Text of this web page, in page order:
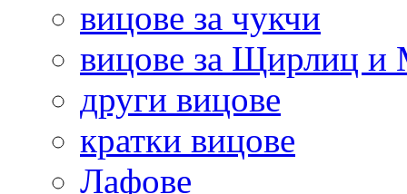
вицове за чукчи
вицове за Щирлиц
други вицове
кратки вицове
Лафове